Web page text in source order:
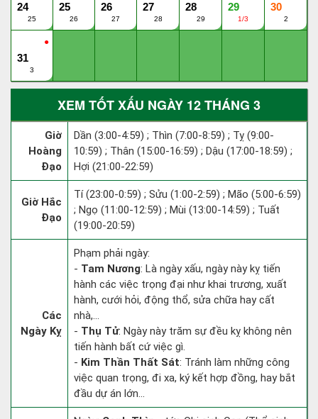
24
25
25
26
26
27
27
28
28
29
29
1/3
30
2
●
31
3
XEM TỐT XẤU NGÀY 12 THÁNG 3
Giờ
Hoàng
Đạo
Dần (3:00-4:59) ; Thìn (7:00-8:59) ; Tỵ (9:00-
10:59) ; Thân (15:00-16:59) ; Dậu (17:00-18:59) ;
Hợi (21:00-22:59)
Giờ Hắc
Đạo
Tí (23:00-0:59) ; Sửu (1:00-2:59) ; Mão (5:00-6:59)
; Ngọ (11:00-12:59) ; Mùi (13:00-14:59) ; Tuất
(19:00-20:59)
Các
Ngày Kỵ
Phạm phải ngày:
- Tam Nương: Là ngày xấu, ngày này kỵ tiến
hành các việc trọng đại như khai trương, xuất
hành, cưới hỏi, động thổ, sửa chữa hay cất
nhà,...
- Thụ Tử: Ngày này trăm sự đều kỵ không nên
tiến hành bất cứ việc gì.
- Kim Thần Thất Sát: Tránh làm những công
việc quan trọng, đi xa, ký kết hợp đồng, hay bắt
đầu dự án lớn...